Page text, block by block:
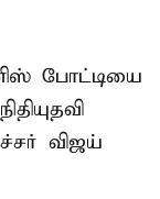
போட்டியை
விஜய்